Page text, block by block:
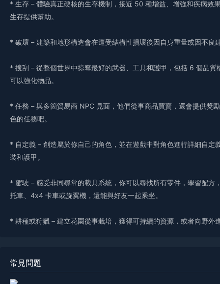
* 生存 – 體驗真正硬核的生存機制，接近 50 種增益、增強和疾病效
生存提供幫助。
* 破壞 – 建築和地形構造會在遭受結構性損壞後因自身重量或因不良
* 搜刮 – 從整個世界中掠奪最好的武器、工具和護甲，包括 6 個品
可以強化物品。
* 任務 – 與多箇貿易商 NPC 見面，他們從事商品買賣，還會提供獎
色的任務吧。
* 自定義 – 創造屬於你自己的角色，並在遊戲中對角色進行詳細自定
裝和護甲。
* 駕駛 – 感受非同尋常的載具系統，你可以尋找所有零件，學習配方
托車、4x4 卡車或旋翼機，還能與好友一起乘坐。
* 耕種或狩獵 – 建立花園從事栽培，獲得可持續的資源，或者向野外
常見問題